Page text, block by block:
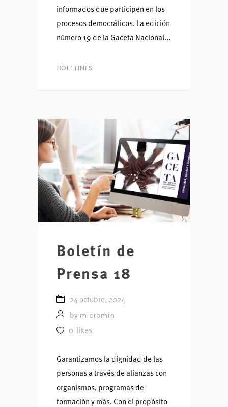
informados que participen en los
procesos democráticos. La edición
número 19 de la Gaceta Nacional...
BOLETINES
Boletín de
Prensa 18
24 octubre, 2024
by micromin
0 likes
Garantizamos la dignidad de las
personas a través de alianzas con
organismos, programas de
formación y más. Con el propósito